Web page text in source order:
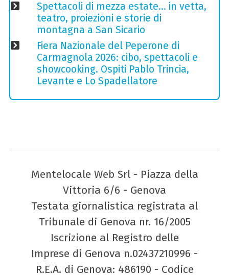
Spettacoli di mezza estate… in vetta,
teatro, proiezioni e storie di
montagna a San Sicario
Fiera Nazionale del Peperone di
Carmagnola 2026: cibo, spettacoli e
showcooking. Ospiti Pablo Trincia,
Levante e Lo Spadellatore
Mentelocale Web Srl - Piazza della
Vittoria 6/6 - Genova
Testata giornalistica registrata al
Tribunale di Genova nr. 16/2005
Iscrizione al Registro delle
Imprese di Genova n.02437210996 -
R.E.A. di Genova: 486190 - Codice